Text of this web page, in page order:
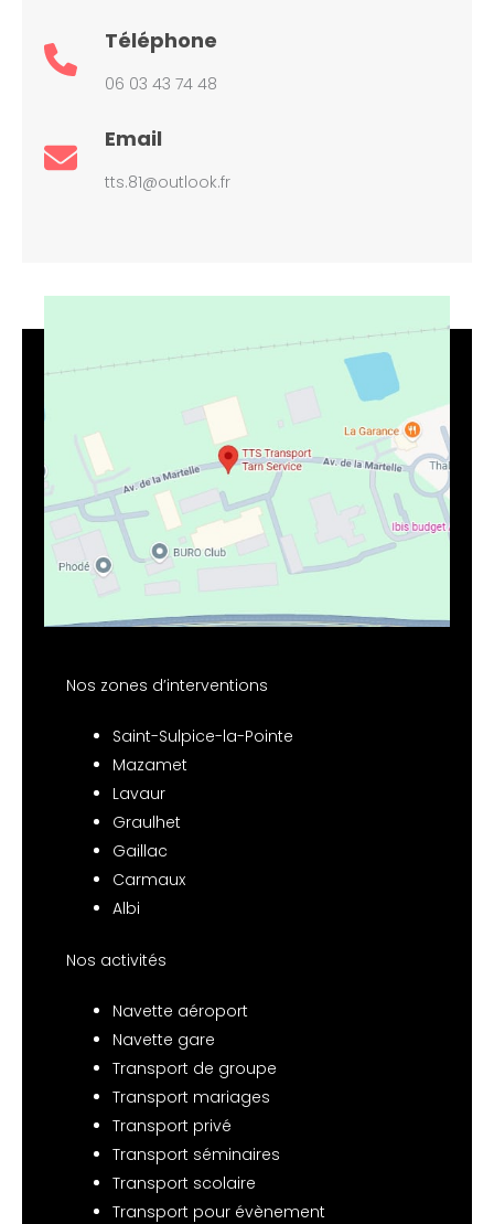
Téléphone
06 03 43 74 48
Email
tts.81@outlook.fr
Nos zones d’interventions
Saint-Sulpice-la-Pointe
Mazamet
Lavaur
Graulhet
Gaillac
Carmaux
Albi
Nos activités
Navette aéroport
Navette gare
Transport de groupe
Transport mariages
Transport privé
Transport séminaires
Transport scolaire
Transport pour évènement